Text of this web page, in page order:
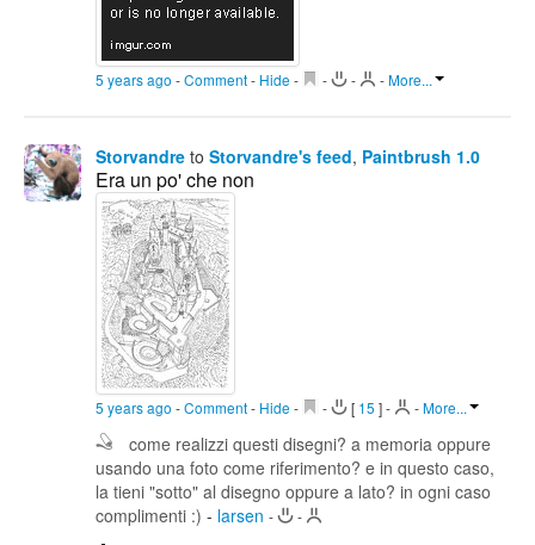
5 years ago -Comment- Hide - - - -More...
Storvandre to Storvandre's feed, Paintbrush 1.0
Era un po' che non
5 years ago -Comment- Hide - - [ 15 ]- -More...
come realizzi questi disegni? a memoria oppure
usando una foto come riferimento? e in questo caso,
la tieni "sotto" al disegno oppure a lato? in ogni caso
complimenti :) - larsen - -